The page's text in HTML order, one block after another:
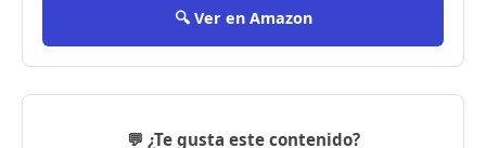
🔍 Ver en Amazon
💬 ¿Te gusta este contenido?